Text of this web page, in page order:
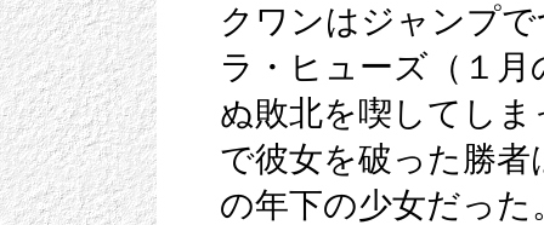
クワンはジャンプ
ラ・ヒューズ（１
ぬ敗北を喫してし
で彼女を破った勝
の年下の少女だっ